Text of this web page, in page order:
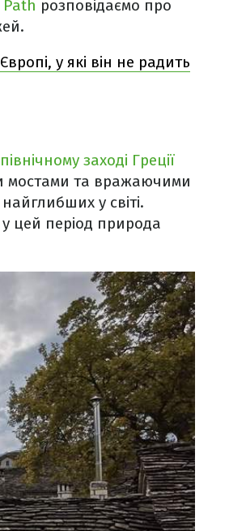
розповідаємо про
у які він не радить
північному заході Греції
мостами та вражаючими
у світі.
цей період природа